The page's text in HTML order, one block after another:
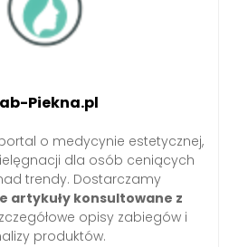
Piekna.pl
o medycynie estetycznej,
dla osób ceniących
trendy. Dostarczamy
artykuły konsultowane z
opisy zabiegów i
produktów.